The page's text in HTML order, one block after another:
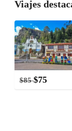
Viajes
$85 $75